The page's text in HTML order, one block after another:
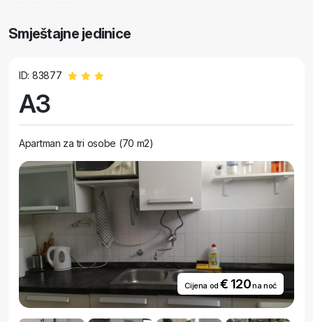
Smještajne jedinice
ID: 83877
A3
Apartman za tri osobe (70 m2)
Cijena od€ 120na noć